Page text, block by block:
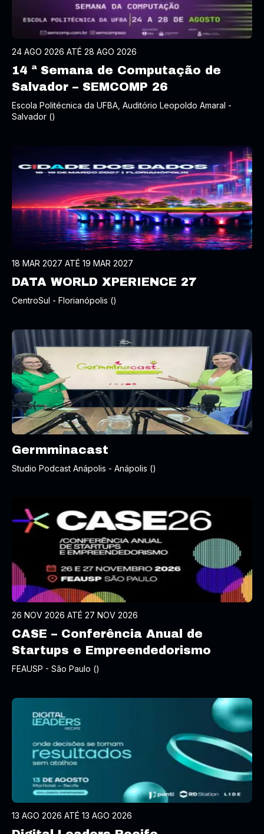
24 AGO 2026 ATÉ 28 AGO 2026
14 ª Semana de Computação de
Salvador – SEMCOMP 26
Escola Politécnica da UFBA, Auditório Leopoldo Amaral -
Salvador ()
18 MAR 2027 ATÉ 19 MAR 2027
DATA WORLD XPERIENCE 27
CentroSul - Florianópolis ()
Germminacast
Studio Podcast Anápolis - Anápolis ()
26 NOV 2026 ATÉ 27 NOV 2026
CASE – Conferência Anual de
Startups e Empreendedorismo
FEAUSP - São Paulo ()
13 AGO 2026 ATÉ 13 AGO 2026